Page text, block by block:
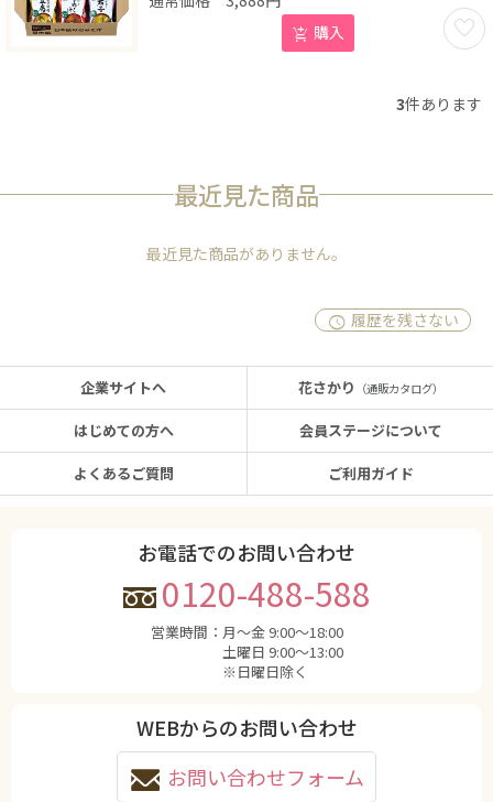
お気
購入
3件あります
最近見た商品
最近見た商品がありません。
履歴を残さない
企業サイトへ
はじめての方へ
よくあるご質問
花さかり （通販カタログ）
会員ステージについて
ご利用ガイド
お電話でのお問い合わせ
0120-488-588
営業時間： 月〜金 9:00〜18:00
土曜日 9:00〜13:00
※日曜日除く
WEBからのお問い合わせ
お問い合わせフォーム